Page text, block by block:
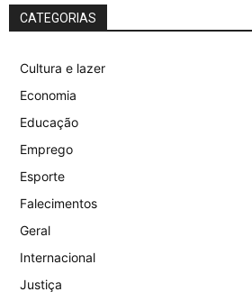
CATEGORIAS
Cultura e lazer
Economia
Educação
Emprego
Esporte
Falecimentos
Geral
Internacional
Justiça